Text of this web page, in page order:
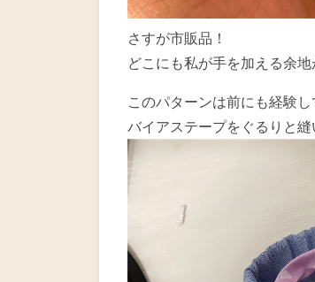
さすが市販品！
どこにも私が手を加える余地
このパターンは前にも経験
バイアステープをぐるりと縫